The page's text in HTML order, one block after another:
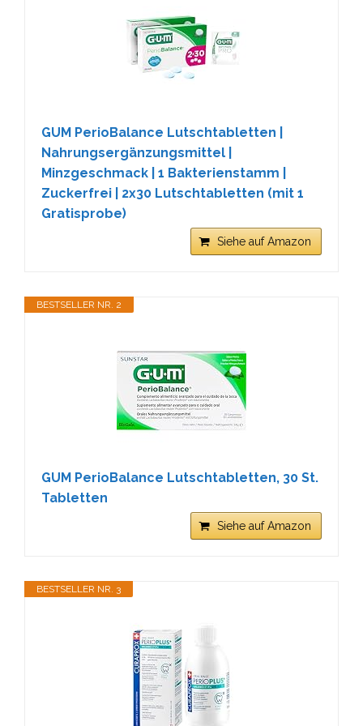
GUM PerioBalance Lutschtabletten |
Nahrungsergänzungsmittel |
Minzgeschmack | 1 Bakterienstamm |
Zuckerfrei | 2x30 Lutschtabletten (mit 1
Gratisprobe)
Siehe auf Amazon
BESTSELLER NR. 2
GUM PerioBalance Lutschtabletten, 30 St.
Tabletten
Siehe auf Amazon
BESTSELLER NR. 3